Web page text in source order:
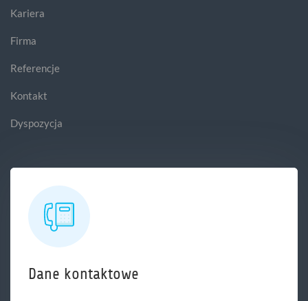
Kariera
Firma
Referencje
Kontakt
Dyspozycja
Dane kontaktowe